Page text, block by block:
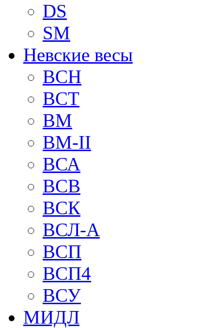
DS
SM
Невские весы
BCH
BCT
BM
BM-II
ВСА
ВСВ
ВСК
ВСЛ-А
ВСП
ВСП4
ВСУ
МИДЛ